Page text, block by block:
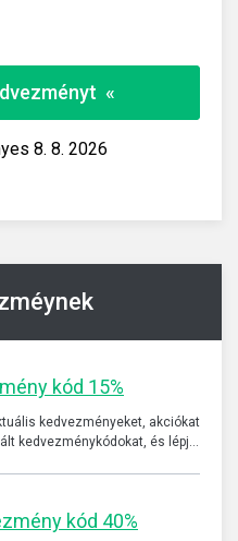
«
8. 8. 2026
kód 15%
kedvezményeket, akciókat
kedvezménykódokat, és lépj…
kód 40%